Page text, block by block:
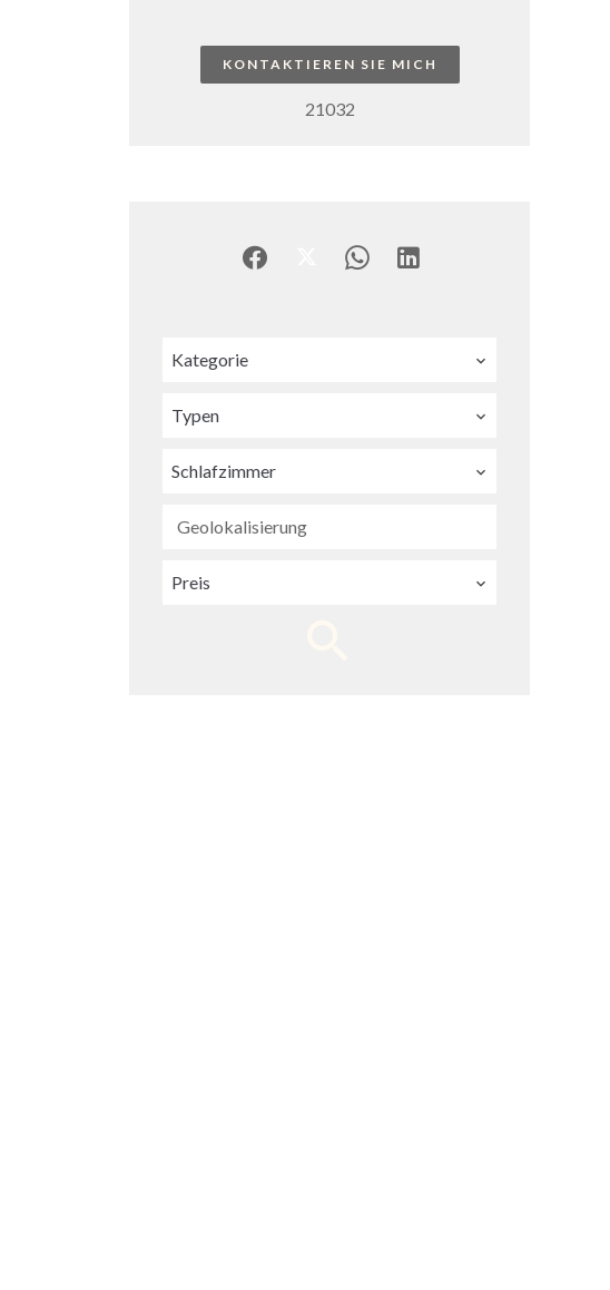
KONTAKTIEREN SIE MICH
21032
Kategorie
Typen
Schlafzimmer
Geolokalisierung
Preis